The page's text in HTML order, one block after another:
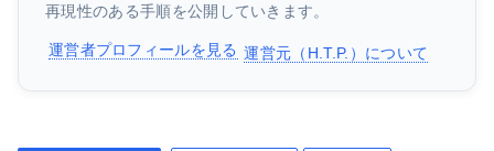
再現性のある手順を公開していきます。
運営者プロフィールを見る 運営元（H.T.P.）について